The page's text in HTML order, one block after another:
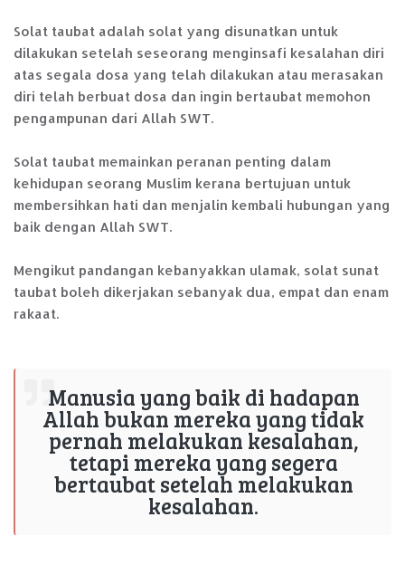
Solat taubat adalah solat yang disunatkan untuk
dilakukan setelah seseorang menginsafi kesalahan diri
atas segala dosa yang telah dilakukan atau merasakan
diri telah berbuat dosa dan ingin bertaubat memohon
pengampunan dari Allah SWT.
Solat taubat memainkan peranan penting dalam
kehidupan seorang Muslim kerana bertujuan untuk
membersihkan hati dan menjalin kembali hubungan yang
baik dengan Allah SWT.
Mengikut pandangan kebanyakkan ulamak, solat sunat
taubat boleh dikerjakan sebanyak dua, empat dan enam
rakaat.
Manusia yang baik di hadapan
Allah bukan mereka yang tidak
pernah melakukan kesalahan,
tetapi mereka yang segera
bertaubat setelah melakukan
kesalahan.